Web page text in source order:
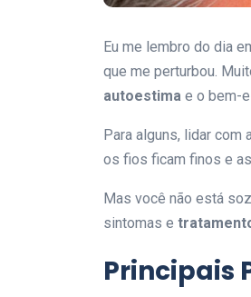
Eu me lembro do dia
que me perturbou.
autoestima e o bem-
Para alguns, lidar com
os fios ficam finos e
Mas você não está
sintomas e
Principais